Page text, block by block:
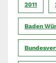
2011
Baden